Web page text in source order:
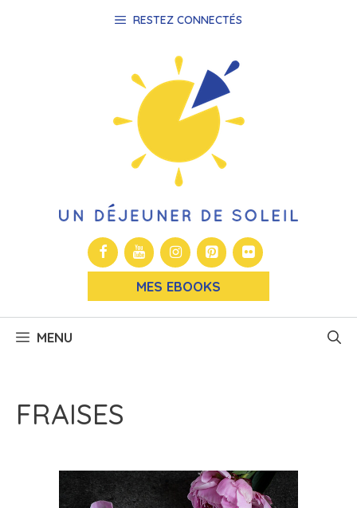
RESTEZ CONNECTÉS
MES EBOOKS
MENU
FRAISES